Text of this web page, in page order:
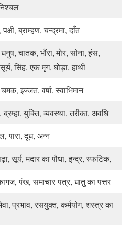
ब्राम्हण, चन्द्रमा, दाँत
चातक, भौंरा, मोर, सोना, हंस,
सिंह, एक मृग, घोड़ा, हाथी
इज्जत, वर्षा, स्वाभिमान
ब्रम्हा, युक्ति, व्यवस्था, तरीका, अवधि
पारा, दूध, अन्न
सूर्य, मदार का पौधा, इन्द्र, स्फटिक,
पंख, समाचार-पत्र, धातु का पत्तर
प्रभाव, रसयुक्त, कर्मयोग, शस्त्र का